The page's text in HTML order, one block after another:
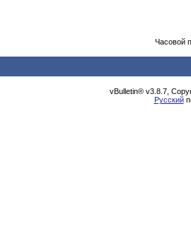
Часовой
vBulletin® v3.8.7,
Русский